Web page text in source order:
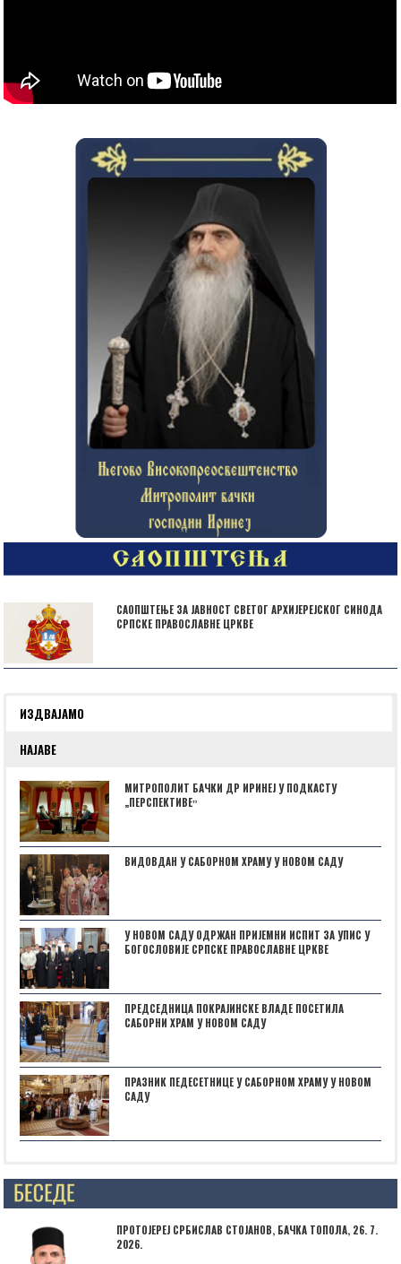
САОПШТЕЊЕ ЗА ЈАВНОСТ СВЕТОГ АРХИЈЕРЕЈСКОГ СИНОДА
СРПСКЕ ПРАВОСЛАВНЕ ЦРКВЕ
ИЗДВАЈАМО
НАЈАВЕ
МИТРОПОЛИТ БАЧКИ ДР ИРИНЕЈ У ПОДКАСТУ
„ПЕРСПЕКТИВЕˮ
ВИДОВДАН У САБОРНОМ ХРАМУ У НОВОМ САДУ
У НОВОМ САДУ ОДРЖАН ПРИЈЕМНИ ИСПИТ ЗА УПИС У
БОГОСЛОВИЈЕ СРПСКЕ ПРАВОСЛАВНЕ ЦРКВЕ
ПРЕДСЕДНИЦА ПОКРАЈИНСКЕ ВЛАДЕ ПОСЕТИЛА
САБОРНИ ХРАМ У НОВОМ САДУ
ПРАЗНИК ПЕДЕСЕТНИЦЕ У САБОРНОМ ХРАМУ У НОВОМ
САДУ
Posts not found
ПРОТОЈЕРЕЈ СРБИСЛАВ СТОЈАНОВ, БАЧКА ТОПОЛА, 26. 7.
2026.